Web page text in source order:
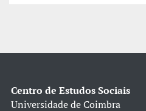
Centro de Estudos Sociais
Universidade de Coimbra